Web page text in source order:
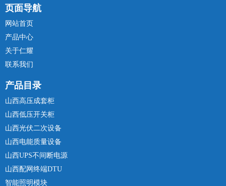
页面导航
网站首页
产品中心
关于仁耀
联系我们
产品目录
山西高压成套柜
山西低压开关柜
山西光伏二次设备
山西电能质量设备
山西UPS不间断电源
山西配网终端DTU
智能照明模块